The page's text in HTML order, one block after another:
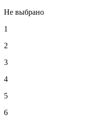
Не выбрано
1
2
3
4
5
6